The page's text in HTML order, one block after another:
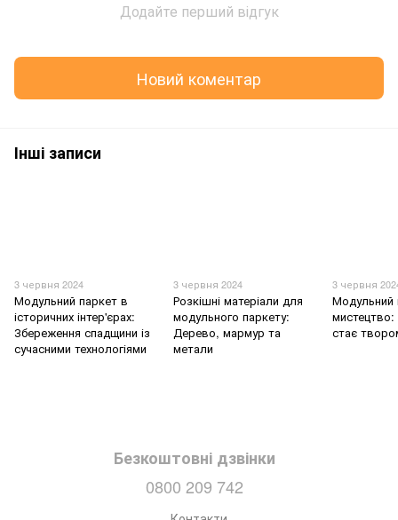
Додайте перший відгук
Новий коментар
Інші записи
3 червня 2024
Модульний паркет в
історичних інтер'єрах:
Збереження спадщини із
сучасними технологіями
3 червня 2024
Розкішні матеріали для
модульного паркету:
Дерево, мармур та
метали
3 червня
Модульний
мистецтво:
стає
Безкоштовні дзвінки
0800 209 742